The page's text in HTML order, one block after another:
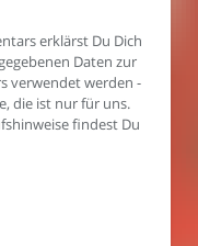
erklärst Du Dich
Daten zur
verwendet werden -
die ist nur für uns.
findest Du